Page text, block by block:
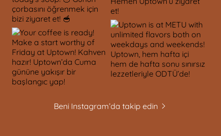
Beni Instagram’da takip edin